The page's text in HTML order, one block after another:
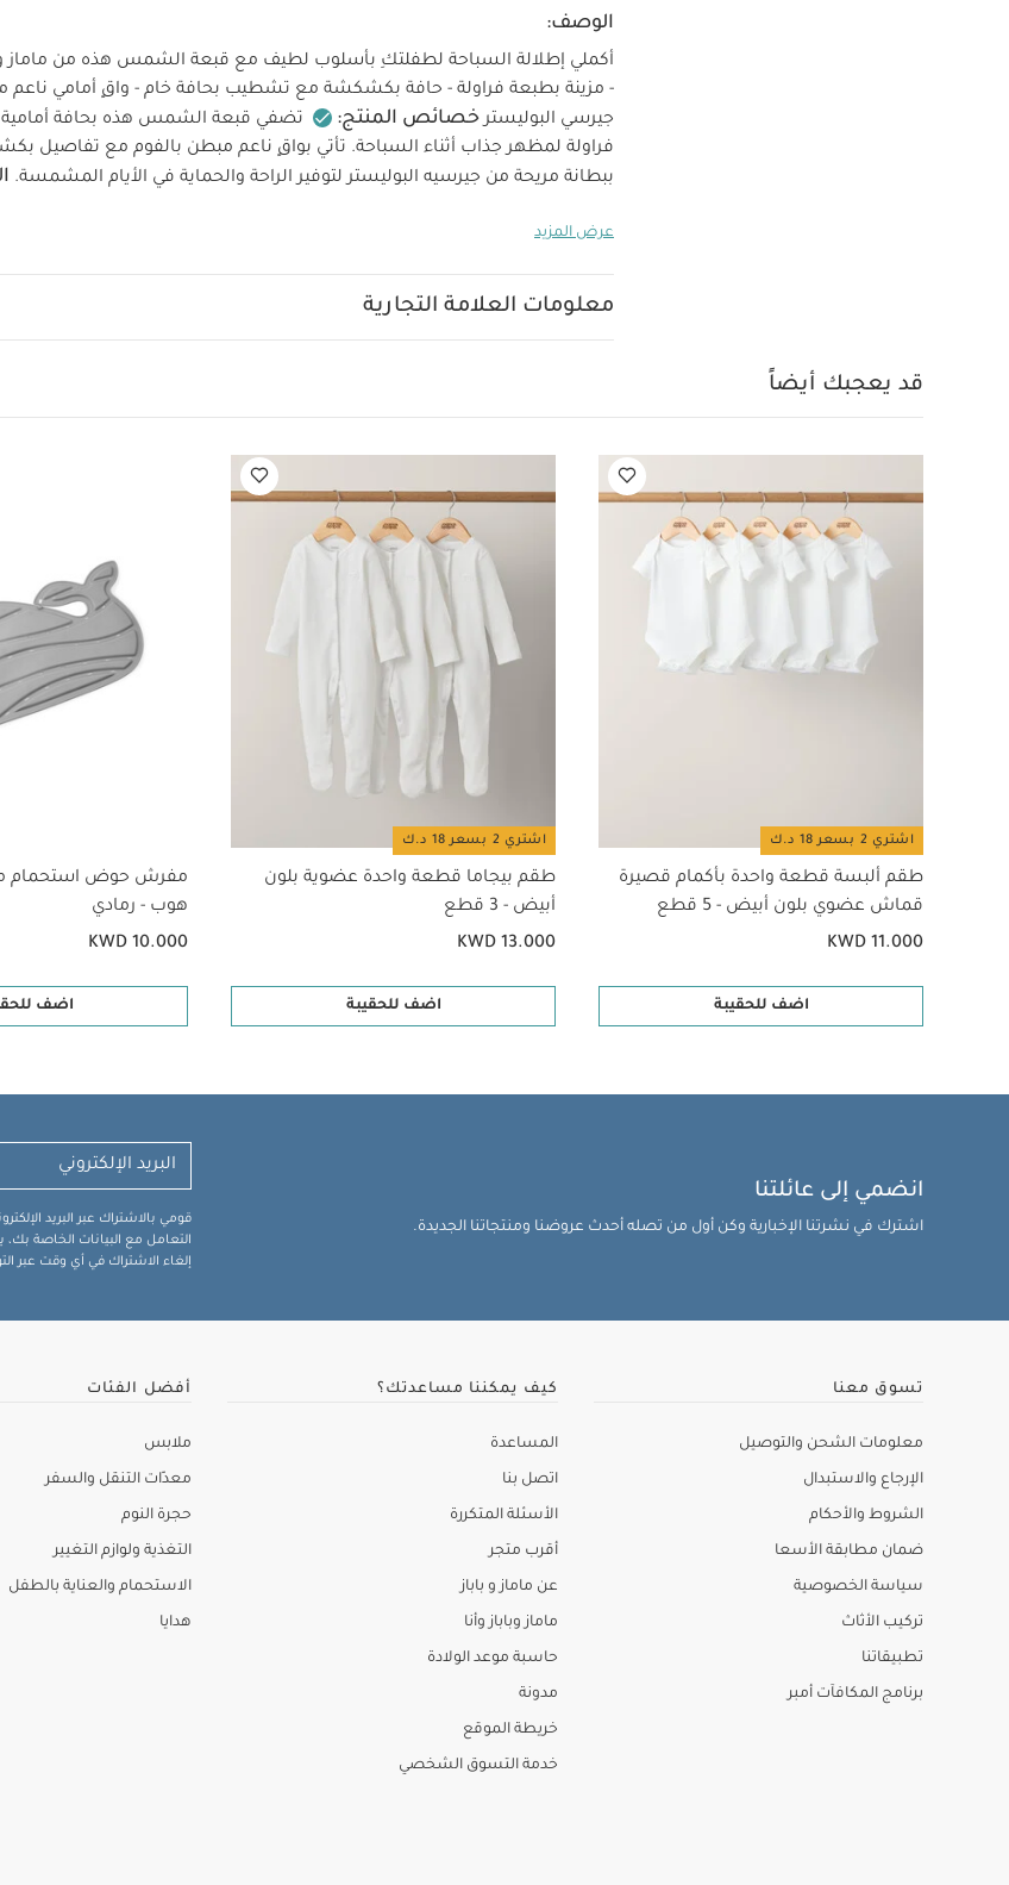
الوصف:
أكملي إطلالة السباحة لطفلتكِ بأسلوب لطيف مع قبعة الشمس هذه من ماماز
جيرسي البوليستر خصائص المنتج:
تضفي قبعة الشمس هذه بحافة أمامية
فراولة لمظهر جذاب أثناء السباحة. تأتي بواقٍ ناعم مبطن بالفوم مع تفاصيل
ببطانة مريحة من جيرسيه البوليستر لتوفير الراحة والحماية في الأيام المشمسة.
البطانة: 100% بوليستر
الداخل للخارج
تشطف بالماء العذب مباشرة بعد الاستخدام
عرض المزيد
معلومات العلامة التجارية
قد يعجبك أيضاً
اشتري 2 بسعر 18 د.ك
طقم ألبسة قطعة واحدة بأكمام قصيرة
قماش عضوي بلون أبيض - 5 قطع
KWD 11.000
اضف للحقيبة
اشتري 2 بسعر 18 د.ك
طقم بيجاما قطعة واحدة عضوية بلون
أبيض - 3 قطع
KWD 13.000
اضف للحقيبة
مفرش حوض استحمام
هوب - رمادي
KWD 10.000
اضف
انضمي إلى عائلتنا
اشترك في نشرتنا الإخبارية وكن أول من تصله أحدث عروضنا ومنتجاتنا الجديدة.
قومي بالاشتراك عبر البريد
التعامل مع البيانات الخاصة
إلغاء الاشتراك في أي وقت عبر
تسوق معنا
معلومات الشحن والتوصيل
الإرجاع والاستبدال
الشروط والأحكام
ضمان مطابقة الأسعا
سياسة الخصوصية
تركيب الأثاث
تطبيقاتنا
برنامج المكافآت أمبر
كيف يمكننا مساعدتك؟
المساعدة
اتصل بنا
الأسئلة المتكررة
أقرب متجر
عن ماماز و باباز
ماماز وباباز وأنا
حاسبة موعد الولادة
مدونة
خريطة الموقع
خدمة التسوق الشخصي
أفضل الفئات
ملابس
معدّات التنقل والسفر
حجرة النوم
التغذية ولوازم التغيير
الاستحمام والعناية بالطفل
هدايا